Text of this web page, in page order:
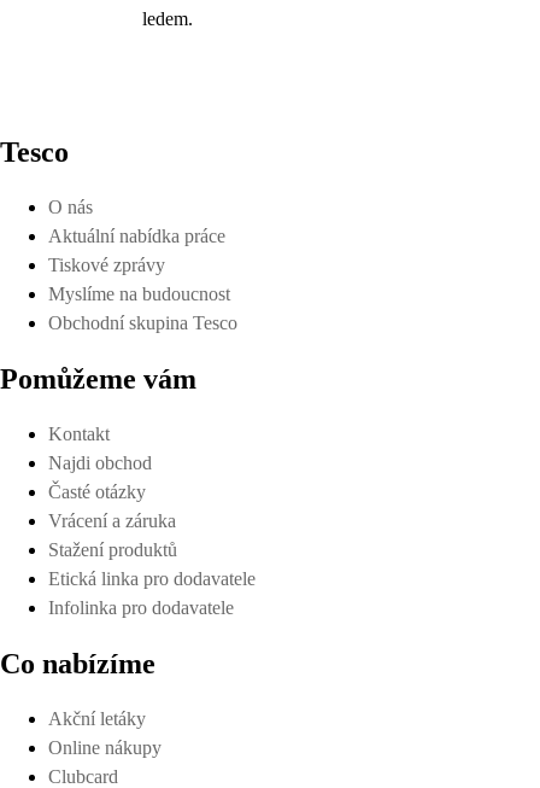
ledem.
Tesco
O nás
Aktuální nabídka práce
Tiskové zprávy
Myslíme na budoucnost
Obchodní skupina Tesco
Pomůžeme vám
Kontakt
Najdi obchod
Časté otázky
Vrácení a záruka
Stažení produktů
Etická linka pro dodavatele
Infolinka pro dodavatele
Co nabízíme
Akční letáky
Online nákupy
Clubcard